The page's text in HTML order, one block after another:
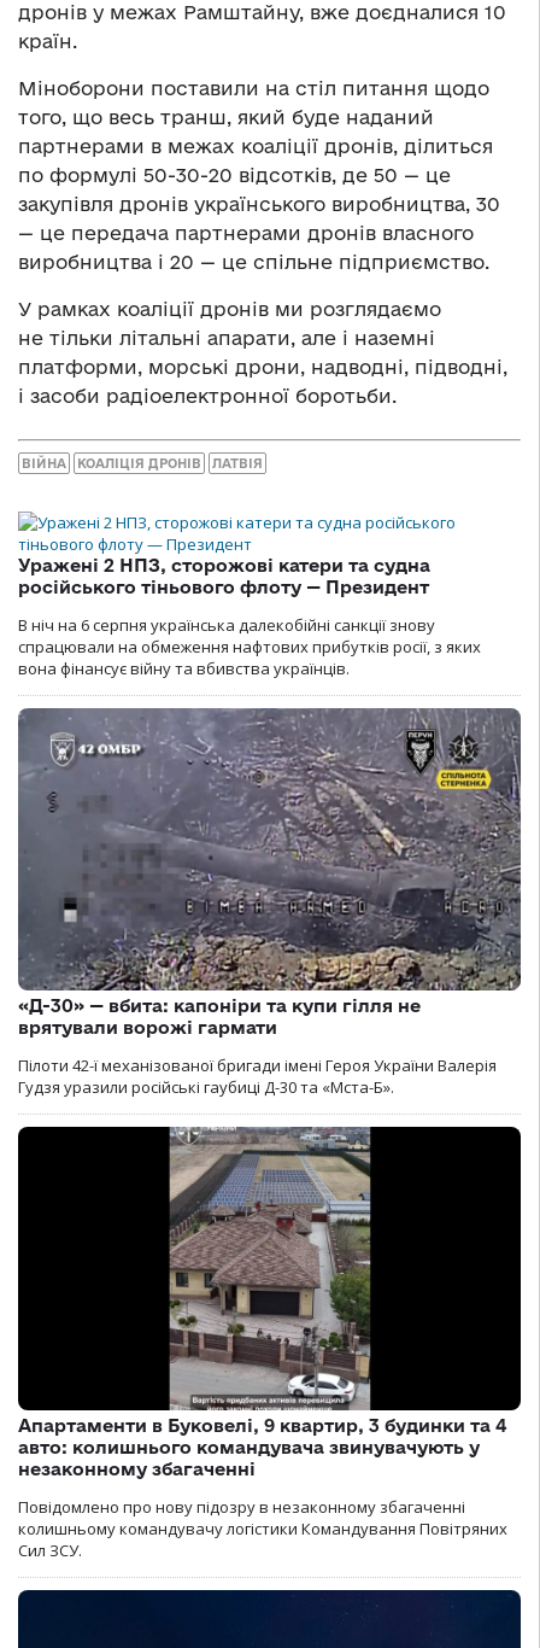
дронів у межах Рамштайну, вже доєдналися 10
країн.
Міноборони поставили на стіл питання щодо
того, що весь транш, який буде наданий
партнерами в межах коаліції дронів, ділиться
по формулі 50-30-20 відсотків, де 50 — це
закупівля дронів українського виробництва, 30
— це передача партнерами дронів власного
виробництва і 20 — це спільне підприємство.
У рамках коаліції дронів ми розглядаємо
не тільки літальні апарати, але і наземні
платформи, морські дрони, надводні, підводні,
і засоби радіоелектронної боротьби.
ВІЙНА КОАЛІЦІЯ ДРОНІВ ЛАТВІЯ
Уражені 2 НПЗ, сторожові катери та судна
російського тіньового флоту — Президент
В ніч на 6 серпня українська далекобійні санкції знову
спрацювали на обмеження нафтових прибутків росії, з яких
вона фінансує війну та вбивства українців.
«Д-30» — вбита: капоніри та купи гілля не
врятували ворожі гармати
Пілоти 42-ї механізованої бригади імені Героя України Валерія
Гудзя уразили російські гаубиці Д-30 та «Мста-Б».
Апартаменти в Буковелі, 9 квартир, 3 будинки та 4
авто: колишнього командувача звинувачують у
незаконному збагаченні
Повідомлено про нову підозру в незаконному збагаченні
колишньому командувачу логістики Командування Повітряних
Сил ЗСУ.